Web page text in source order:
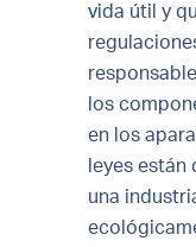
vida útil y
los
en los
leyes
una